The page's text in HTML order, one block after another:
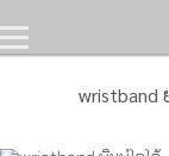
wristband